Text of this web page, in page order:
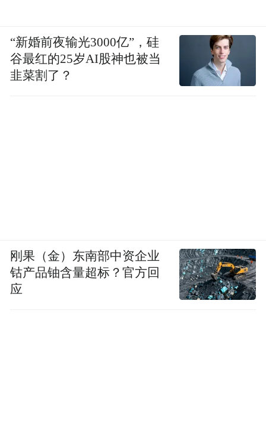
“新婚前夜输光3000亿”，硅
谷最红的25岁AI股神也被当
韭菜割了？
刚果（金）东南部中资企业
钴产品铀含量超标？官方回
应